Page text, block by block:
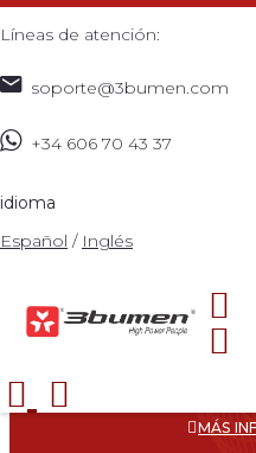
Líneas de atención:
soporte@3bumen.com
+34 606 70 43 37
idioma
Español / Inglés
MÁS